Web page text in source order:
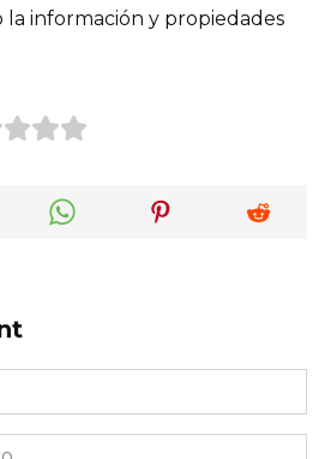
la información y propiedades